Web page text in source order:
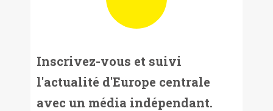
Inscrivez-vous et suivi
l'actualité d'Europe centrale
avec un média indépendant.